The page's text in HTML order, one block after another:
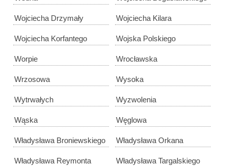
Wojciecha Drzymały Wojciecha Kilara
Wojciecha Korfantego Wojska Polskiego
Worpie Wrocławska
Wrzosowa Wysoka
Wytrwałych Wyzwolenia
Wąska Węglowa
Władysława Broniewskiego Władysława Orkana
Władysława Reymonta Władysława Targalskiego